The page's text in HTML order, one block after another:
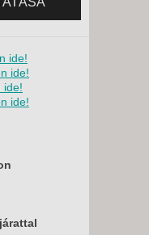
ide!
ide!
ide!
ide!